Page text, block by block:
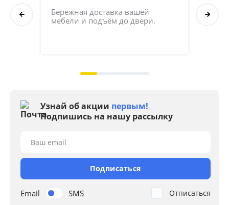
Бережная доставка вашей
мебели и подъём до двери.
Узнай об акции первым!
Подпишись на нашу рассылку
Email SMS
Ваш email
Подписаться
Отписаться